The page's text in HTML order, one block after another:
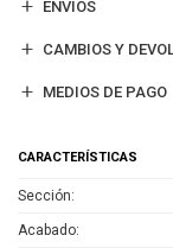
ENVÍOS
CAMBIOS Y
MEDIOS DE PAGO
CARACTERÍSTICAS
Sección
Acabado